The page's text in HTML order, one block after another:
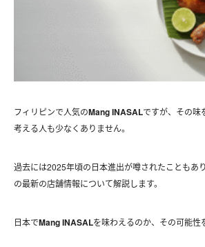
フィリピンで人気のMang INASALですが、その味
考える人も少なくありません。
過去には2025年頃の日本進出が噂されたこともあ
の最新の店舗情報について解説します。
日本でMang INASALを味わえるのか、その可能性